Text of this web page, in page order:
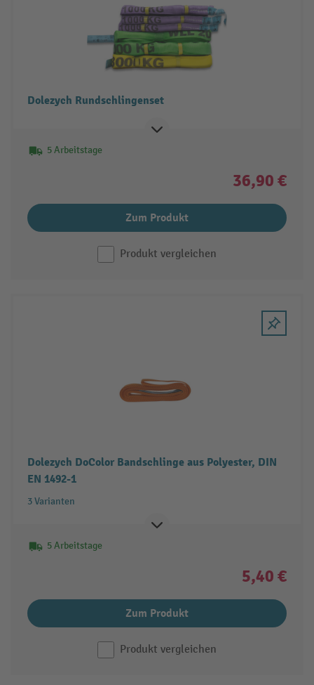
Dolezych Rundschlingenset
5 Arbeitstage
36,90 €
Zum Produkt
Produkt vergleichen
Dolezych DoColor Bandschlinge aus Polyester, DIN
EN 1492-1
3 Varianten
5 Arbeitstage
5,40 €
Zum Produkt
Produkt vergleichen